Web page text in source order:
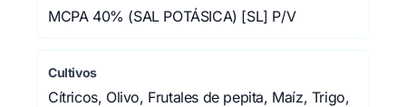
MCPA 40% (SAL POTÁSICA) [SL] P/V
Cultivos
Cítricos, Olivo, Frutales de pepita, Maíz, Trigo,